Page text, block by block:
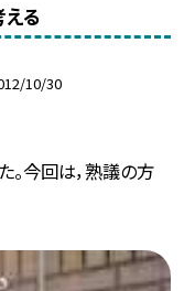
える
10/30
今回は，熟議の方